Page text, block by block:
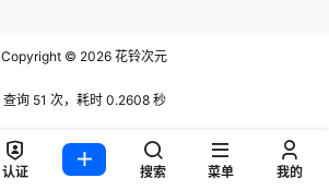
Copyright © 2026 花铃次元
查询 51 次，耗时 0.2608 秒
认证 搜索 菜单 我的